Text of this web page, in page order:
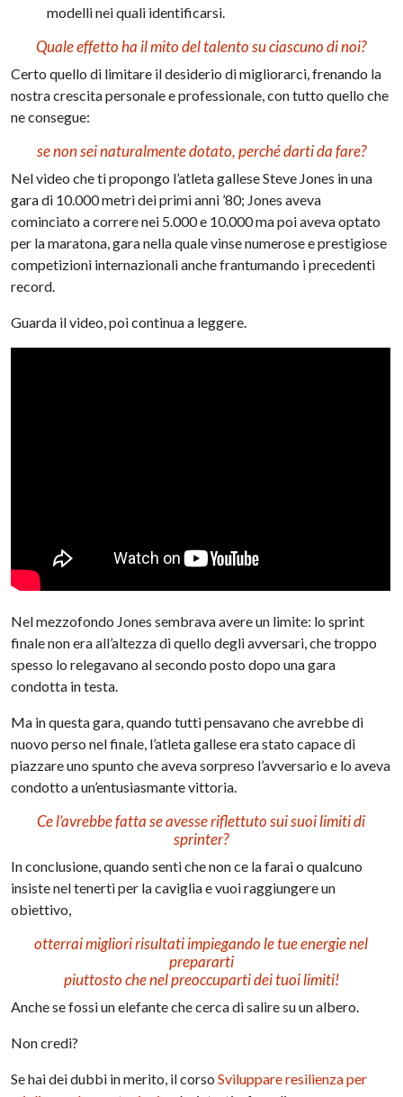
modelli nei quali identificarsi.
Quale effetto ha il mito del talento su ciascuno di noi?
Certo quello di limitare il desiderio di migliorarci, frenando la
nostra crescita personale e professionale, con tutto quello che
ne consegue:
se non sei naturalmente dotato, perché darti da fare?
Nel video che ti propongo l’atleta gallese Steve Jones in una
gara di 10.000 metri dei primi anni ’80; Jones aveva
cominciato a correre nei 5.000 e 10.000 ma poi aveva optato
per la maratona, gara nella quale vinse numerose e prestigiose
competizioni internazionali anche frantumando i precedenti
record.
Guarda il video, poi continua a leggere.
Nel mezzofondo Jones sembrava avere un limite: lo sprint
finale non era all’altezza di quello degli avversari, che troppo
spesso lo relegavano al secondo posto dopo una gara
condotta in testa.
Ma in questa gara, quando tutti pensavano che avrebbe di
nuovo perso nel finale, l’atleta gallese era stato capace di
piazzare uno spunto che aveva sorpreso l’avversario e lo aveva
condotto a un’entusiasmante vittoria.
Ce l’avrebbe fatta se avesse riflettuto sui suoi limiti di
sprinter?
In conclusione, quando senti che non ce la farai o qualcuno
insiste nel tenerti per la caviglia e vuoi raggiungere un
obiettivo,
otterrai migliori risultati impiegando le tue energie nel
prepararti
piuttosto che nel preoccuparti dei tuoi limiti!
Anche se fossi un elefante che cerca di salire su un albero.
Non credi?
Se hai dei dubbi in merito, il corsoSviluppare resilienza per